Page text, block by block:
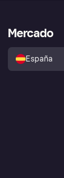
Mercado
España